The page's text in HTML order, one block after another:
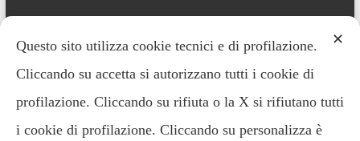
Contatti ✕
Questo sito utilizza cookie tecnici e di profilazione.
Cliccando su accetta si autorizzano tutti i cookie di
profilazione. Cliccando su rifiuta o la X si rifiutano tutti
i cookie di profilazione. Cliccando su personalizza è